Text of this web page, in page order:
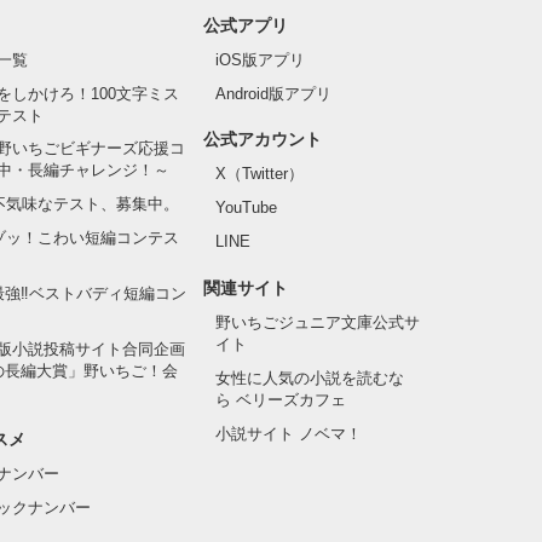
覧
しかけろ！100文字ミス
スト
いちごビギナーズ応援コ
・長編チャレンジ！～
味なテスト、募集中。
ッ！こわい短編コンテス
強‼ベストバディ短編コン
小説投稿サイト合同企画
長編大賞」野いちご！会
メ
ンバー
クナンバー
公式アプリ
iOS版アプリ
Android版アプリ
公式アカウント
X（Twitter）
YouTube
LINE
関連サイト
野いちごジュニア文庫公式サ
イト
女性に人気の小説を読むな
ら ベリーズカフェ
小説サイト ノベマ！